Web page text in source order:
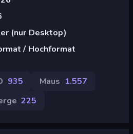
(nur Desktop)
/ Hochformat
935 Maus 1.557
225